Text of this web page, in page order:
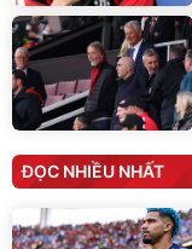
ĐỌC NHIỀU NHẤT